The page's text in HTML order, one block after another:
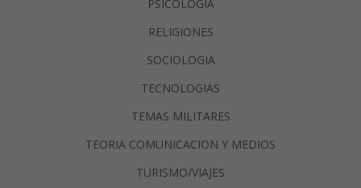
PSICOLOGIA
RELIGIONES
SOCIOLOGIA
TECNOLOGIAS
TEMAS MILITARES
TEORIA COMUNICACION Y MEDIOS
TURISMO/VIAJES